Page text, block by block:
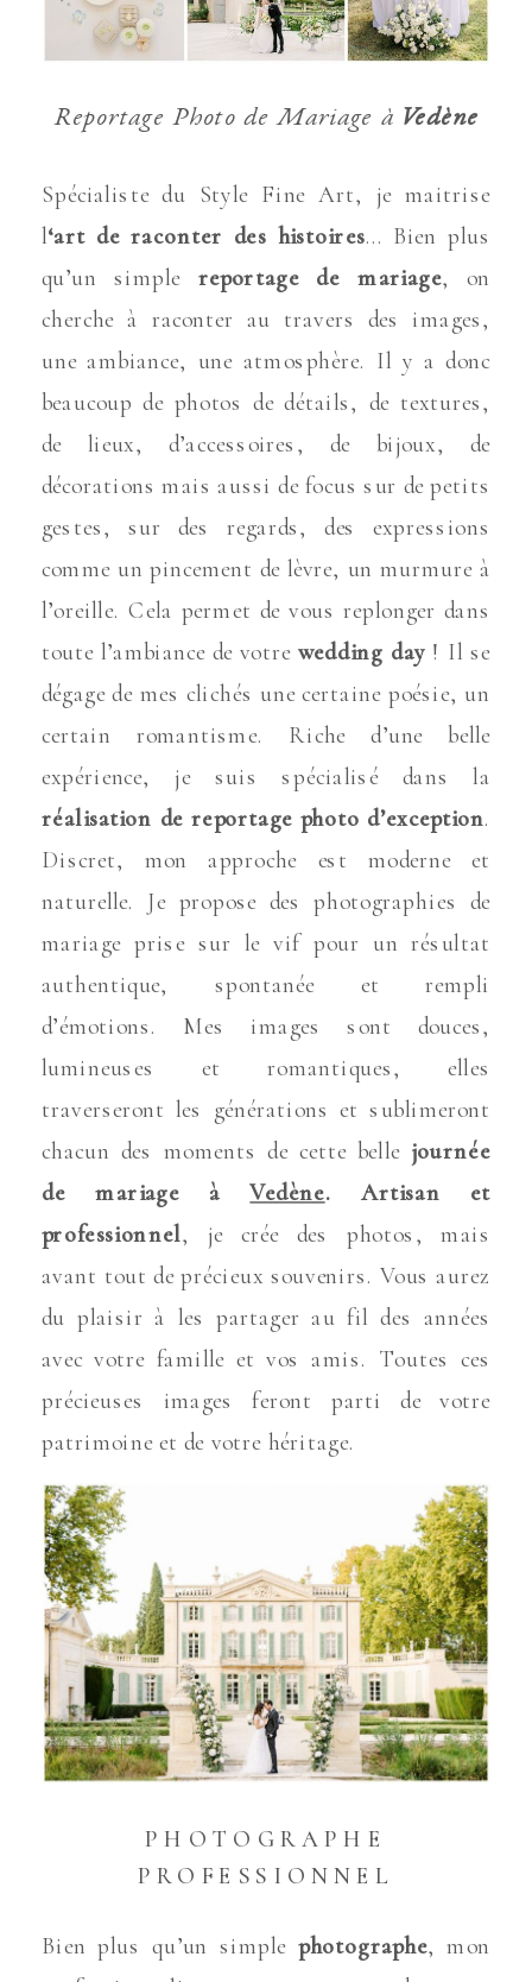
Reportage Photo de Mariage à Vedène
Spécialiste du Style Fine Art, je maitrise
l‘art de raconter des histoires… Bien plus
qu’un simple reportage de mariage, on
cherche à raconter au travers des images,
une ambiance, une atmosphère. Il y a donc
beaucoup de photos de détails, de textures,
de lieux, d’accessoires, de bijoux, de
décorations mais aussi de focus sur de petits
gestes, sur des regards, des expressions
comme un pincement de lèvre, un murmure à
l’oreille. Cela permet de vous replonger dans
toute l’ambiance de votre wedding day ! Il se
dégage de mes clichés une certaine poésie, un
certain romantisme. Riche d’une belle
expérience, je suis spécialisé dans la
réalisation de reportage photo d’exception.
Discret, mon approche est moderne et
naturelle. Je propose des photographies de
mariage prise sur le vif pour un résultat
authentique, spontanée et rempli
d’émotions. Mes images sont douces,
lumineuses et romantiques, elles
traverseront les générations et sublimeront
chacun des moments de cette belle journée
de mariage àVedène.
Artisan et
professionnel, je crée des photos, mais
avant tout de précieux souvenirs. Vous aurez
du plaisir à les partager au fil des années
avec votre famille et vos amis. Toutes ces
précieuses images feront parti de votre
patrimoine et de votre héritage.
PHOTOGRAPHE
PROFESSIONNEL
Bien plus qu’un simplephotographe, mon